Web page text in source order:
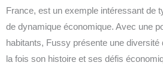
France, est un exemple intéressant de
de dynamique économique. Avec une
habitants, Fussy présente une diversité
la fois son histoire et ses défis